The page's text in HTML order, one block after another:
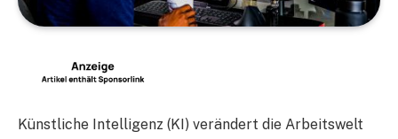
Künstliche Intelligenz (KI) verändert die Arbeitswelt